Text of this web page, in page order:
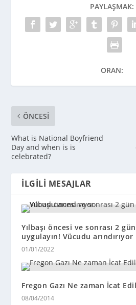
PAYLAŞMAK:
ORAN:
ÖNCESI
What is National Boyfriend
Day and when is is
celebrated?
İLGILI MESAJLAR
Yılbaşı öncesi ve sonrası 2
uygulayın! Vücudu arındırıyor
01/01/2022
Fregon Gazı Ne zaman İcat
08/04/2014